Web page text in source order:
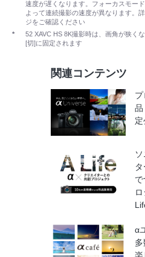
速度が遅くなります。フォーカスモー
よって連続撮影の速度が異なります。
ジをご確認ください
*
52 XAVC HS 8K撮影時は、画角が狭く
[切]に固定されます
関連コンテンツ
品
定
α